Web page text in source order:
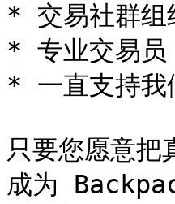
* 交易社群
* 专业交易
* 一直支持我
只要您愿意
成为